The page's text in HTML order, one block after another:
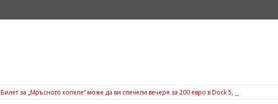
Билет за „Мръсното копеле“ може да ви спечели вечеря за 200 евро в Dock 5, вижте